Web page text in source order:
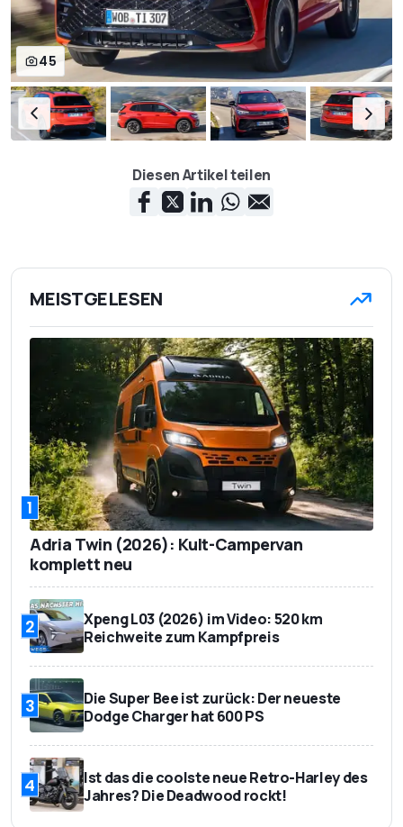
45
Diesen Artikel teilen
MEISTGELESEN
1
Adria Twin (2026): Kult-Campervan
komplett neu
2
Xpeng L03 (2026) im Video: 520 km
Reichweite zum Kampfpreis
3
Die Super Bee ist zurück: Der neueste
Dodge Charger hat 600 PS
4
Ist das die coolste neue Retro-Harley des
Jahres? Die Deadwood rockt!